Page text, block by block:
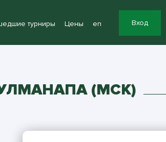
турниры Цены en Вход
(МСК)